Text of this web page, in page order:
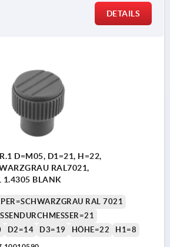
DETAILS
D=M05, D1=21, H=22,
RAL7021,
1.4305 BLANK
RAL 7021
D2=14 D3=19 HÖHE=22 H1=8